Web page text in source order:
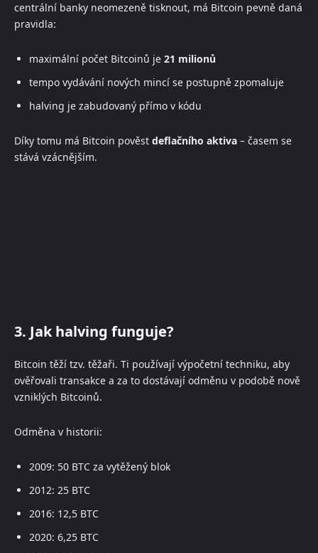
centrální banky neomezeně tisknout, má Bitcoin pevně daná
pravidla:
maximální počet Bitcoinů je 21 milionů
tempo vydávání nových mincí se postupně zpomaluje
halving je zabudovaný přímo v kódu
Díky tomu má Bitcoin pověst deflačního aktiva – časem se
stává vzácnějším.
3. Jak halving funguje?
Bitcoin těží tzv. těžaři. Ti používají výpočetní techniku, aby
ověřovali transakce a za to dostávají odměnu v podobě nově
vzniklých Bitcoinů.
Odměna v historii:
2009: 50 BTC za vytěžený blok
2012: 25 BTC
2016: 12,5 BTC
2020: 6,25 BTC